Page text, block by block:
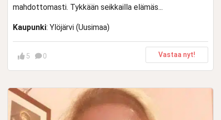
mahdottomasti. Tykkään seikkailla elämäs...
Kaupunki: Ylöjärvi (Uusimaa)
5 0 Vastaa nyt!